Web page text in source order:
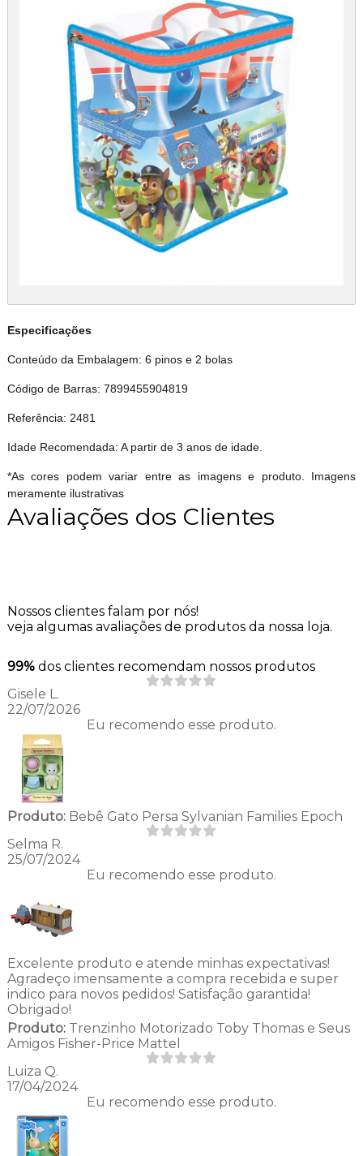
Especificações
Conteúdo da Embalagem: 6 pinos e 2 bolas
Código de Barras: 7899455904819
Referência: 2481
Idade Recomendada: A partir de 3 anos de idade.
*As cores podem variar entre as imagens e produto. Imagens
meramente ilustrativas
Avaliações dos Clientes
Nossos clientes falam por nós!
veja algumas avaliações de produtos da nossa loja.
99% dos clientes recomendam nossos produtos
Gisele L.
22/07/2026
Eu recomendo esse produto.
Produto:Bebê Gato Persa Sylvanian Families Epoch
Selma R.
25/07/2024
Eu recomendo esse produto.
Excelente produto e atende minhas expectativas!
Agradeço imensamente a compra recebida e super
indico para novos pedidos! Satisfação garantida!
Obrigado!
Produto:Trenzinho Motorizado Toby Thomas e Seus
Amigos Fisher-Price Mattel
Luiza Q.
17/04/2024
Eu recomendo esse produto.